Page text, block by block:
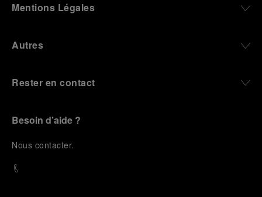
Mentions Légales
Autres
Rester en contact
Besoin d’aide ?
Nous contacter.